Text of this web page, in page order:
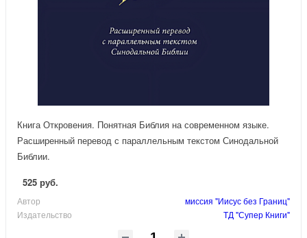
Книга Откровения. Понятная Библия на современном языке.
Расширенный перевод с параллельным текстом Синодальной
Библии.
525 руб.
Автор
миссия "Иисус без Границ"
Издательство
ТД "Супер Книги"